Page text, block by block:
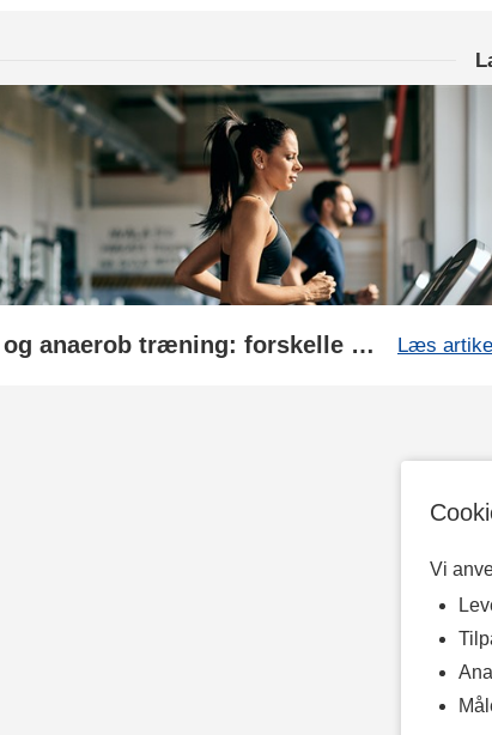
Vi
Aerob og anaerob træning: forskelle og fordele Læs